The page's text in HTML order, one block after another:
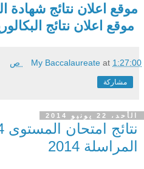
موقع اعلان نتائج شهادة
موقع اعلان نتائج البكالوريا
My Baccalaureateat 1:27:00 ص
مشاركة
الأحد، 22 يونيو 2014
المراسلة 2014